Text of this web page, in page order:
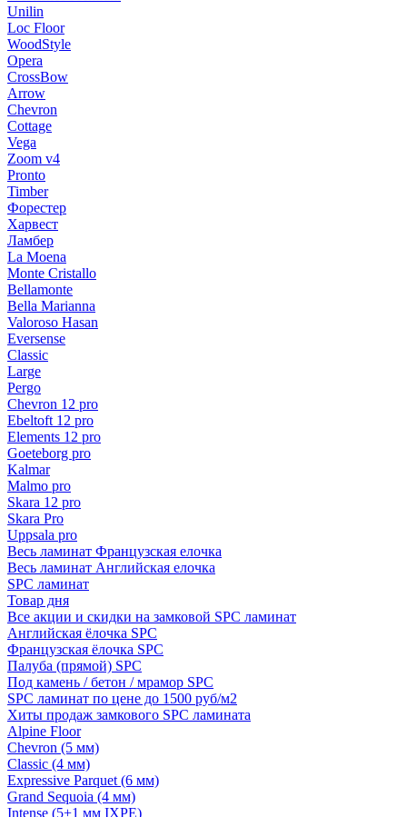
Unilin
Loc Floor
WoodStyle
Opera
CrossBow
Arrow
Chevron
Cottage
Vega
Zoom v4
Pronto
Timber
Форестер
Харвест
Ламбер
La Moena
Monte Cristallo
Bellamonte
Bella Marianna
Valoroso Hasan
Eversense
Classic
Large
Pergo
Chevron 12 pro
Ebeltoft 12 pro
Elements 12 pro
Goeteborg pro
Kalmar
Malmo pro
Skara 12 pro
Skara Pro
Uppsala pro
Весь ламинат Французская елочка
Весь ламинат Английская елочка
SPC ламинат
Товар дня
Все акции и скидки на замковой SPC ламинат
Английская ёлочка SPC
Французская ёлочка SPC
Палуба (прямой) SPC
Под камень / бетон / мрамор SPC
SPC ламинат по цене до 1500 руб/м2
Хиты продаж замкового SPC ламината
Alpine Floor
Chevron (5 мм)
Classic (4 мм)
Expressive Parquet (6 мм)
Grand Sequoia (4 мм)
Intense (5+1 мм IXPE)